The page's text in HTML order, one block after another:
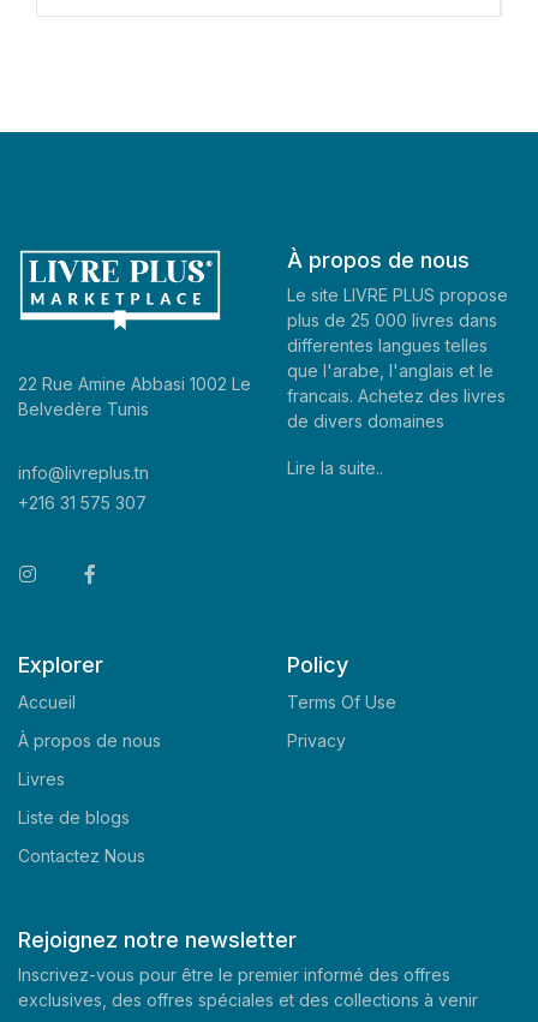
22 Rue Amine Abbasi 1002 Le
Belvedère Tunis
info@livreplus.tn
+216 31 575 307
À propos de nous
Le site LIVRE PLUS propose
plus de 25 000 livres dans
differentes langues telles
que l'arabe, l'anglais et le
francais. Achetez des livres
de divers domaines
Lire la suite..
Explorer
Accueil
À propos de nous
Livres
Liste de blogs
Contactez Nous
Policy
Terms Of Use
Privacy
Rejoignez notre newsletter
Inscrivez-vous pour être le premier informé des offres
exclusives, des offres spéciales et des collections à venir